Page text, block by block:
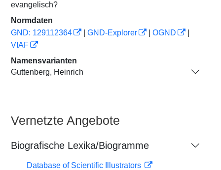
evangelisch?
Normdaten
GND: 129112364
GND-Explorer OGND
VIAF
Namensvarianten
Guttenberg, Heinrich
Vernetzte Angebote
Biografische Lexika/Biogramme
Database of Scientific Illustrators